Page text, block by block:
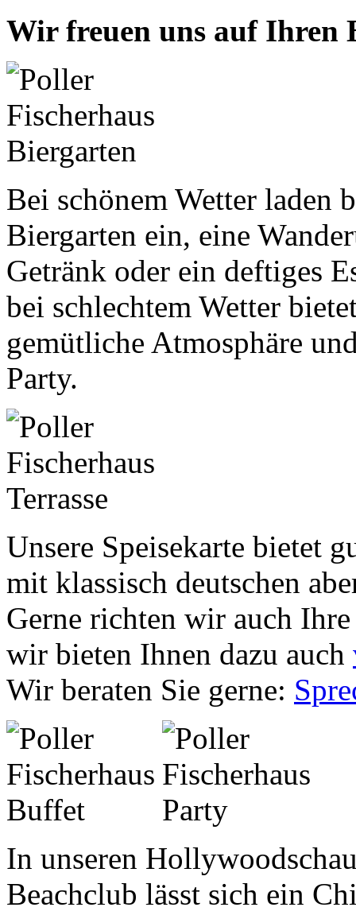
Wir freuen uns auf Ihren
Bei schönem Wetter laden
Biergarten ein, eine
Getränk oder ein deftiges
bei schlechtem Wetter
gemütliche Atmosphäre
Party.
Unsere Speisekarte bietet
mit klassisch deutschen
Gerne richten wir auch
wir bieten Ihnen dazu auch
Wir beraten Sie gerne:
In unseren
Beachclub lässt sich ein